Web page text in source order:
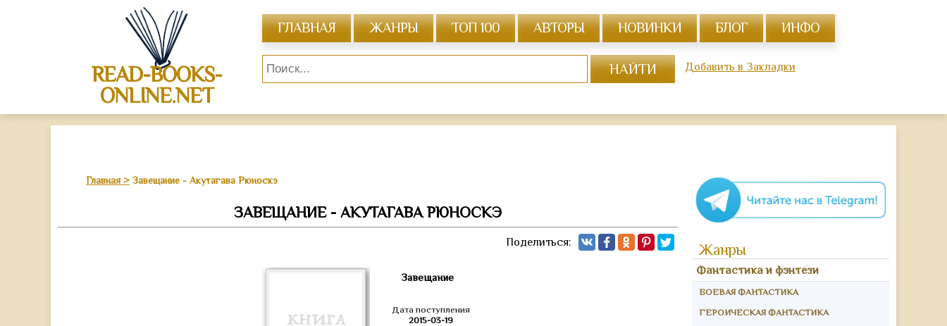
READ-BOOKS-
ONLINE.NET
ГЛАВНАЯ ЖАНРЫ ТОП 100 АВТОРЫ НОВИНКИ БЛОГ ИНФО
Добавить в Закладки
Главная Завещание - Акутагава Рюноскэ
ЗАВЕЩАНИЕ - АКУТАГАВА РЮНОСКЭ
Поделиться:
Завещание
Дата поступления
2015-03-19
Жанры
Фантастика и фэнтези
БОЕВАЯ ФАНТАСТИКА
ГЕРОИЧЕСКАЯ ФАНТАСТИКА